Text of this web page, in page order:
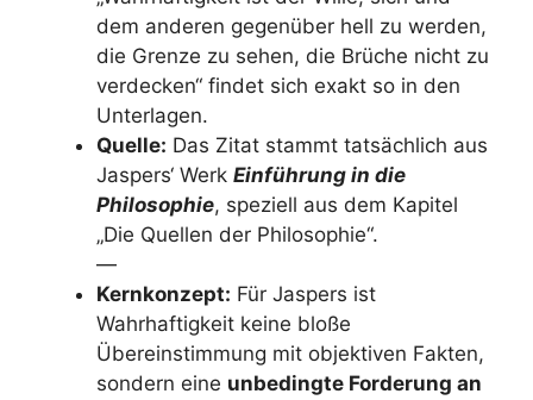
dem anderen gegenüber hell zu werden,
die Grenze zu sehen, die Brüche nicht zu
verdecken“ findet sich exakt so in den
Unterlagen.
Quelle: Das Zitat stammt tatsächlich aus
Jaspers‘ Werk Einführung in die
Philosophie, speziell aus dem Kapitel
„Die Quellen der Philosophie“.
—
Kernkonzept: Für Jaspers ist
Wahrhaftigkeit keine bloße
Übereinstimmung mit objektiven Fakten,
sondern eine unbedingte Forderung an